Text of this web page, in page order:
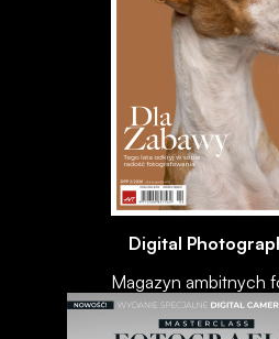
Digital
Magazyn ambitnych